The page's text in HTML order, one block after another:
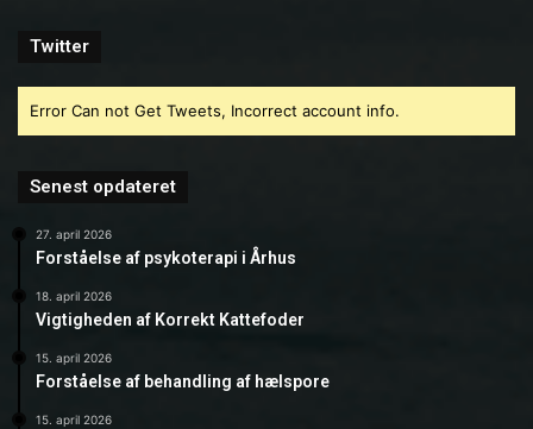
Twitter
Error Can not Get Tweets, Incorrect account info.
Senest opdateret
27. april 2026
Forståelse af psykoterapi i Århus
18. april 2026
Vigtigheden af Korrekt Kattefoder
15. april 2026
Forståelse af behandling af hælspore
15. april 2026